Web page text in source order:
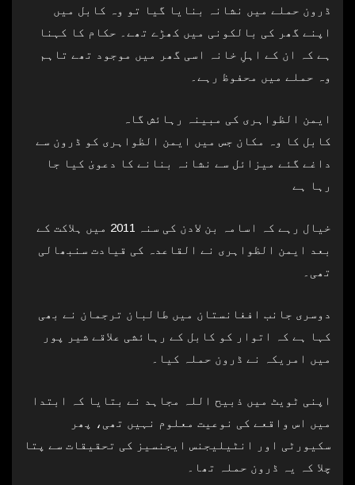
ڈرون حملے میں نشانہ بنایا گیا تو وہ کابل میں
اپنے گھر کی بالکونی میں کھڑے تھے۔ حکام کا کہنا
ہے کہ ان کے اہلِ خانہ اسی گھر میں موجود تھے تاہم
وہ حملے میں محفوظ رہے۔
ایمن الظواہری کی مبینہ رہائش گاہ
کابل کا وہ مکان جس میں ایمن الظواہری کو ڈرون سے
داغے گئے میزائل سے نشانہ بنانے کا دعویٰ کیا جا
رہا ہے
خیال رہے کہ اسامہ بن لادن کی سنہ 2011 میں ہلاکت کے
بعد ایمن الظواہری نے القاعدہ کی قیادت سنبھالی
تھی۔
دوسری جانب افغانستان میں طالبان ترجمان نے بھی
کہا ہے کہ اتوار کو کابل کے رہائشی علاقے شیر پور
میں امریکہ نے ڈرون حملہ کیا۔
اپنی ٹویٹ میں ذبیح اللہ مجاہد نے بتایا کہ ابتدا
میں اس واقعے کی نوعیت معلوم نہیں تھی، پھر
سکیورٹی اور انٹیلیجنس ایجنسیز کی تحقیقات سے پتا
چلا کہ یہ ڈرون حملہ تھا۔